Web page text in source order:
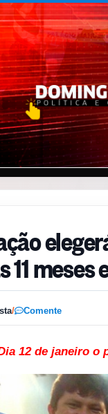
11 meses
/ Comente
12 de janeiro o